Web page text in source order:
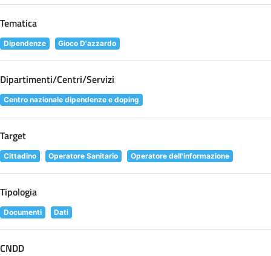
Tematica
Dipendenze Gioco D'azzardo
Dipartimenti/Centri/Servizi
Centro nazionale dipendenze e doping
Target
Cittadino Operatore Sanitario Operatore dell'informazione
Tipologia
Documenti Dati
CNDD